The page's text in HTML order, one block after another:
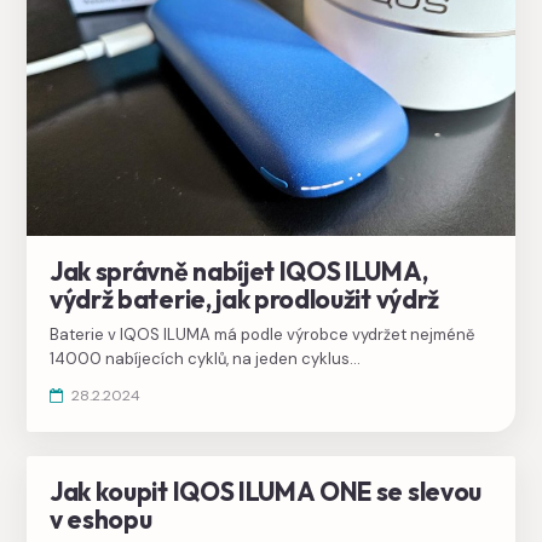
Jak správně nabíjet IQOS ILUMA,
výdrž baterie, jak prodloužit výdrž
Baterie v IQOS ILUMA má podle výrobce vydržet nejméně
14000 nabíjecích cyklů, na jeden cyklus
měla vydržet dva až tři roky bez ztráty kapacity.
28.2.2024
SLEVY IQOS
Jak koupit IQOS ILUMA ONE se slevou
v eshopu